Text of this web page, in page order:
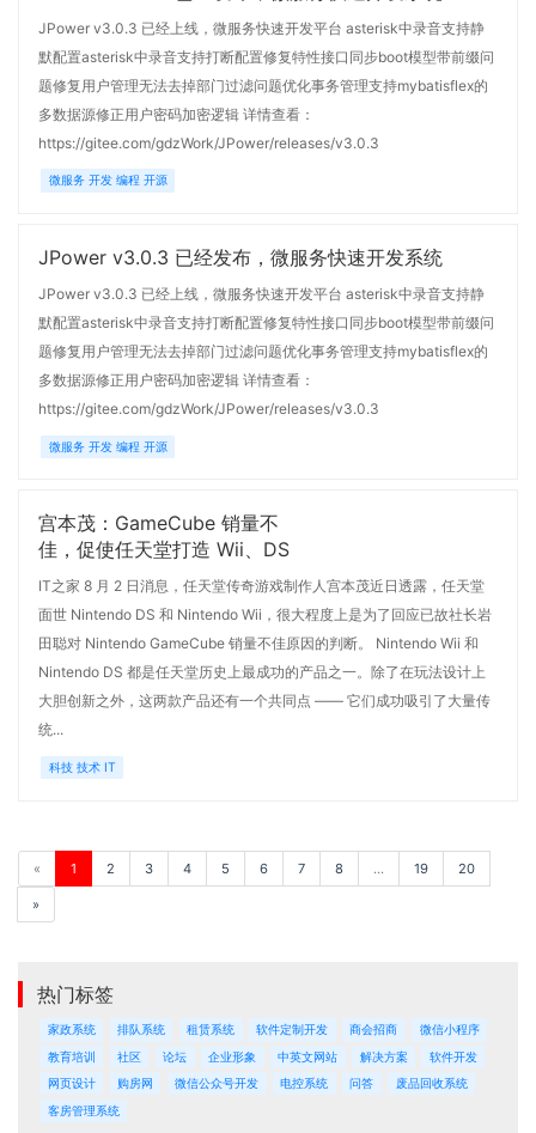
JPower v3.0.3 已经上线，微服务快速开发平台 asterisk中录音支持静
默配置asterisk中录音支持打断配置修复特性接口同步boot模型带前缀问
题修复用户管理无法去掉部门过滤问题优化事务管理支持mybatisflex的
多数据源修正用户密码加密逻辑 详情查看：
https://gitee.com/gdzWork/JPower/releases/v3.0.3
微服务 开发 编程 开源
JPower v3.0.3 已经发布，微服务快速开发系统
JPower v3.0.3 已经上线，微服务快速开发平台 asterisk中录音支持静
默配置asterisk中录音支持打断配置修复特性接口同步boot模型带前缀问
题修复用户管理无法去掉部门过滤问题优化事务管理支持mybatisflex的
多数据源修正用户密码加密逻辑 详情查看：
https://gitee.com/gdzWork/JPower/releases/v3.0.3
微服务 开发 编程 开源
宫本茂：GameCube 销量不
佳，促使任天堂打造 Wii、DS
IT之家 8 月 2 日消息，任天堂传奇游戏制作人宫本茂近日透露，任天堂
面世 Nintendo DS 和 Nintendo Wii，很大程度上是为了回应已故社长岩
田聪对 Nintendo GameCube 销量不佳原因的判断。 Nintendo Wii 和
Nintendo DS 都是任天堂历史上最成功的产品之一。除了在玩法设计上
大胆创新之外，这两款产品还有一个共同点 —— 它们成功吸引了大量传
统...
科技 技术 IT
« 1 2 3 4 5 6 7 8 ... 19 20
»
热门标签
家政系统 排队系统 租赁系统 软件定制开发 商会招商
微信小程序
教育培训
社区 论坛 企业形象 中英文网站 解决方案
软件开发
网页设计
购房网 微信公众号开发 电控系统 问答
废品回收系统
客房管理系统